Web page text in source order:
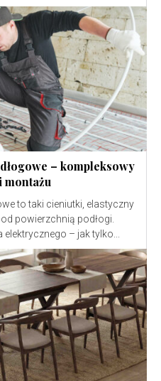
– kompleksowy
montażu
to taki cieniutki, elastyczny
powierzchnią podłogi.
elektrycznego – jak tylko...